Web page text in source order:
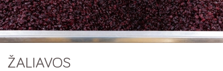
Kaip gimsta kokybė?
GO NUTS klubas
Požiūris į darbuotojus
ŽALIAVOS